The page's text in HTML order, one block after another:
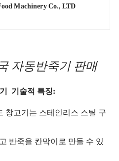
Machinery Co., LTD
자동반죽기 판매
기술적 특징:
창고기는 스테인리스 스틸 구
반죽을 칸막이로 만들 수 있